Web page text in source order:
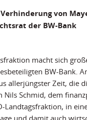
Verhinderung von
der BW-Bank
macht sich
BW-Bank.
allerjüngster Zeit, die
Nils Schmid, dem
Landtagsfraktion, in